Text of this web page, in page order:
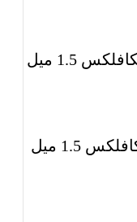
سوالات متداول کفپوش مکافلکس 1.5 میل
پرسش و پاسخ کفپوش مکافلکس 1.5 میل